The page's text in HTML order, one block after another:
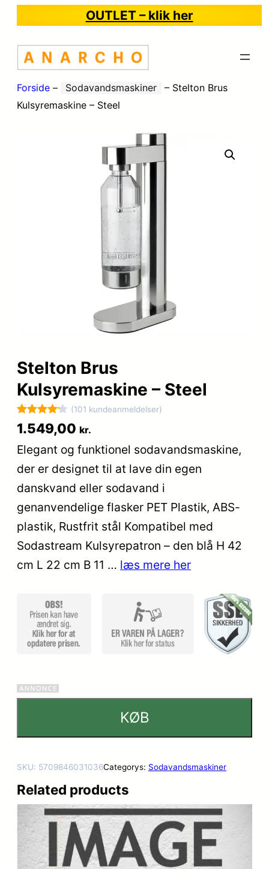
OUTLET – klik her
Forside – Sodavandsmaskiner – Stelton Brus
Kulsyremaskine – Steel
Stelton Brus
Kulsyremaskine – Steel
Bedømt
4.2
ud af 5
baseret
på
101
mmelser
(101 kundeanmeldelser)
1.549,00 kr.
Elegant og funktionel sodavandsmaskine,
der er designet til at lave din egen
danskvand eller sodavand i
genanvendelige flasker PET Plastik, ABS-
plastik, Rustfrit stål Kompatibel med
Sodastream Kulsyrepatron – den blå H 42
cm L 22 cm B 11 … læs mere her
KØB
SKU: 5709846031036Categorys: Sodavandsmaskiner
Related products